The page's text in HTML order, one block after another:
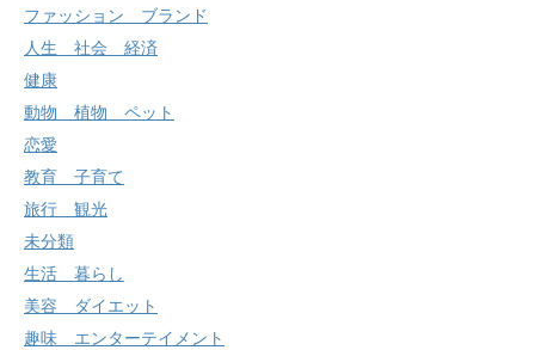
ファッション ブランド
人生 社会 経済
健康
動物 植物 ペット
恋愛
教育 子育て
旅行 観光
未分類
生活 暮らし
美容 ダイエット
趣味 エンターテイメント